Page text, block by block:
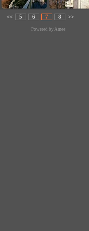
<< 5 6 7 8 >>
Powered by Amee